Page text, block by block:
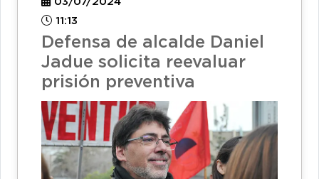
03/07/2024
11:13
Defensa de alcalde Daniel
Jadue solicita reevaluar
prisión preventiva